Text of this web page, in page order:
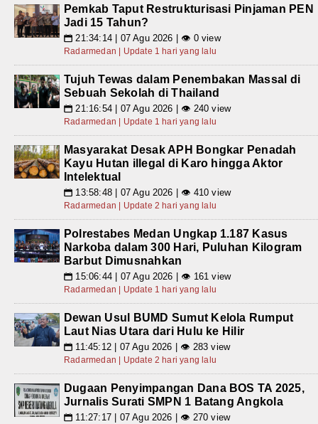
Pemkab Taput Restrukturisasi Pinjaman PEN
Jadi 15 Tahun?
📅 21:34:14 | 07 Agu 2026 | 👁 0 view
Radarmedan | Update 1 hari yang lalu
Tujuh Tewas dalam Penembakan Massal di
Sebuah Sekolah di Thailand
📅 21:16:54 | 07 Agu 2026 | 👁 240 view
Radarmedan | Update 1 hari yang lalu
Masyarakat Desak APH Bongkar Penadah
Kayu Hutan illegal di Karo hingga Aktor
Intelektual
📅 13:58:48 | 07 Agu 2026 | 👁 410 view
Radarmedan | Update 2 hari yang lalu
Polrestabes Medan Ungkap 1.187 Kasus
Narkoba dalam 300 Hari, Puluhan Kilogram
Barbut Dimusnahkan
📅 15:06:44 | 07 Agu 2026 | 👁 161 view
Radarmedan | Update 1 hari yang lalu
Dewan Usul BUMD Sumut Kelola Rumput
Laut Nias Utara dari Hulu ke Hilir
📅 11:45:12 | 07 Agu 2026 | 👁 283 view
Radarmedan | Update 2 hari yang lalu
Dugaan Penyimpangan Dana BOS TA 2025,
Jurnalis Surati SMPN 1 Batang Angkola
📅 11:27:17 | 07 Agu 2026 | 👁 270 view